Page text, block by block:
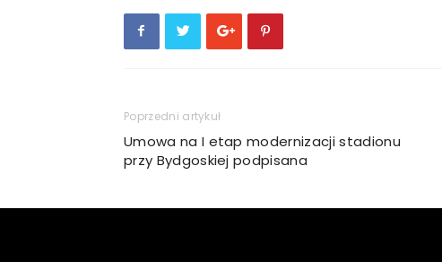
Poprzedni artykuł
Umowa na I etap modernizacji stadionu
przy Bydgoskiej podpisana